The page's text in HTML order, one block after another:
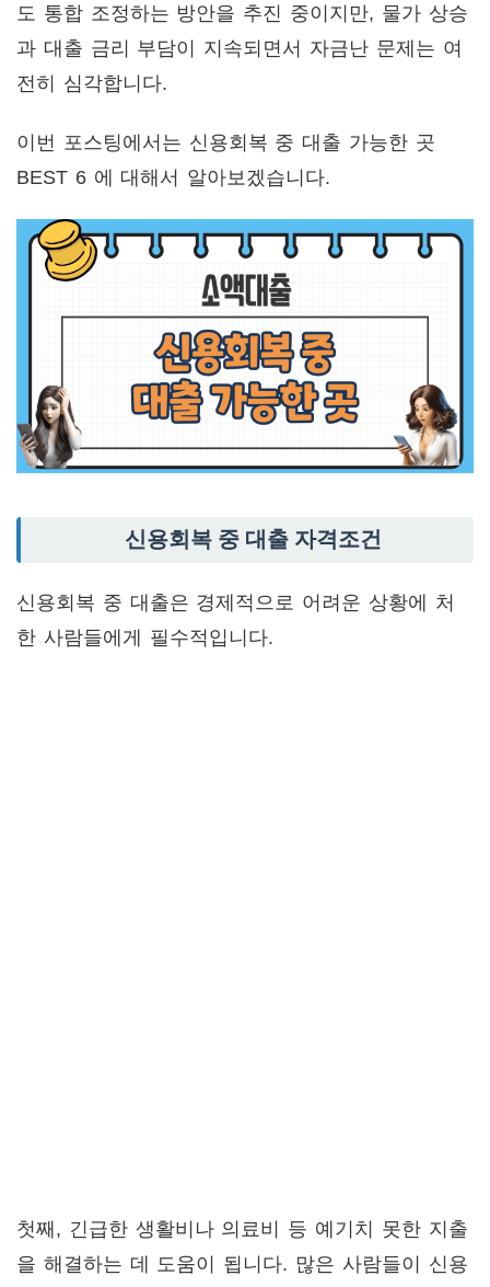
도 통합 조정하는 방안을 추진 중이지만, 물가 상승
과 대출 금리 부담이 지속되면서 자금난 문제는 여
전히 심각합니다.
이번 포스팅에서는 신용회복 중 대출 가능한 곳
BEST 6 에 대해서 알아보겠습니다.
신용회복 중 대출 자격조건
신용회복 중 대출은 경제적으로 어려운 상황에 처
한 사람들에게 필수적입니다.
첫째, 긴급한 생활비나 의료비 등 예기치 못한 지출
을 해결하는 데 도움이 됩니다. 많은 사람들이 신용